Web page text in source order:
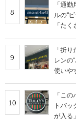
8
「通
ルの“
「た
9
「折
レンの
使いや
10
「こ
トバ
が入る